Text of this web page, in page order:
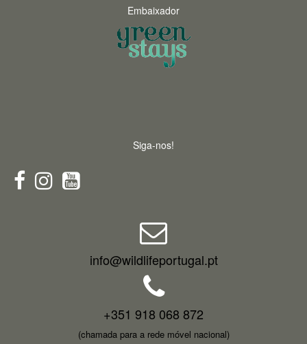
Embaixador
Siga-nos!
info@wildlifeportugal.pt
+351 918 068 872
(chamada para a rede móvel nacional)